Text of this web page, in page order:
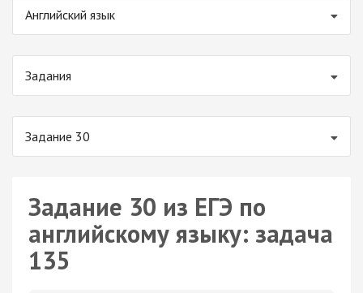
Английский язык
Задания
Задание 30
Задание 30 из ЕГЭ по
английскому языку: задача
135